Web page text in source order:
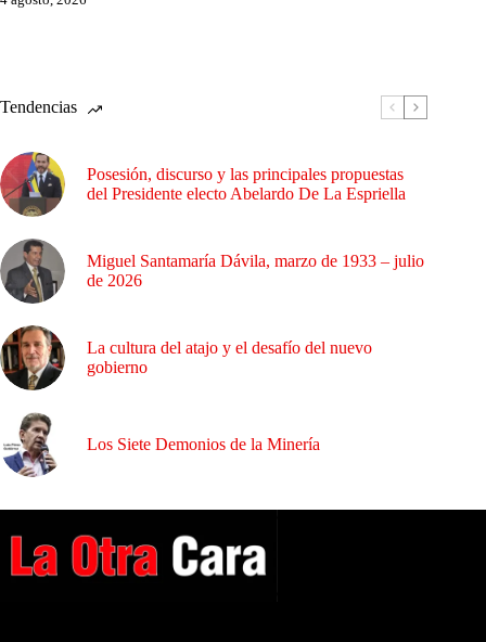
Tendencias
Posesión, discurso y las principales propuestas
del Presidente electo Abelardo De La Espriella
Miguel Santamaría Dávila, marzo de 1933 – julio
de 2026
La cultura del atajo y el desafío del nuevo
gobierno
Los Siete Demonios de la Minería